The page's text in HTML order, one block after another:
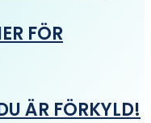
FÖR
ÄR FÖRKYLD!